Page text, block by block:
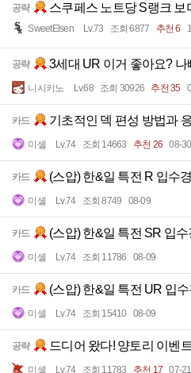
공략 스쿠페스 노트당 S랭크 보
SweetElsen Lv.73 조회 6877 추천 6
공략 3세대 UR 이거 좋아요? 나
니시키노 Lv.68 조회 30926 추천 35
카드 기초적인 덱 편성 방법과
미셸 Lv.74 조회 14663 추천 26 08-30
카드 (스압) 한&일 특전 R 입수
미셸 Lv.74 조회 8749 08-09
카드 (스압) 한&일 특전 SR 입수
미셸 Lv.74 조회 11786 08-09
카드 (스압) 한&일 특전 UR 입수
미셸 Lv.74 조회 15410 08-09
공략 드디어 왔다! 양토리 이벤
미셸 Lv.74 조회 11783 추천 17 07-21